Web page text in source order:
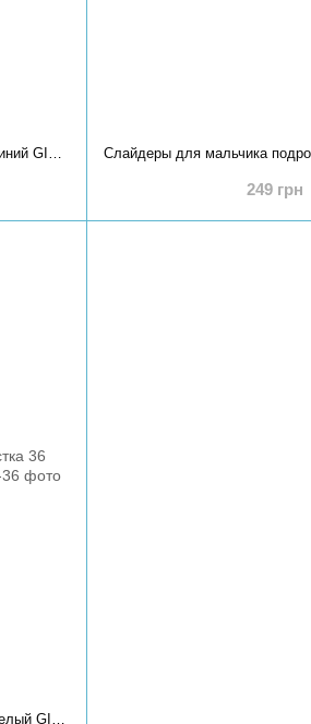
Слайдеры для мальчика подростка 36 Синий GIPANIS (711138-36)
249 грн